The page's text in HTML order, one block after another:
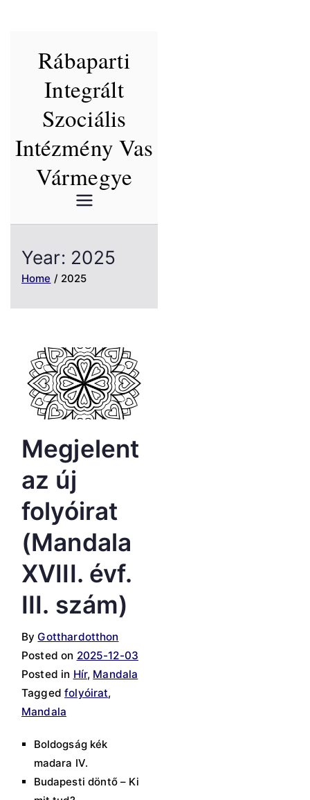
Rábaparti
Integrált
Szociális
Intézmény Vas
Vármegye
Year: 2025
Home 2025
Megjelent
az új
folyóirat
(Mandala
XVIII. évf.
III. szám)
ByGotthardotthon
Posted on 2025-12-03
Posted in Hír, Mandala
Taggedfolyóirat,
Mandala
Boldogság kék
madara IV.
Budapesti döntő – Ki